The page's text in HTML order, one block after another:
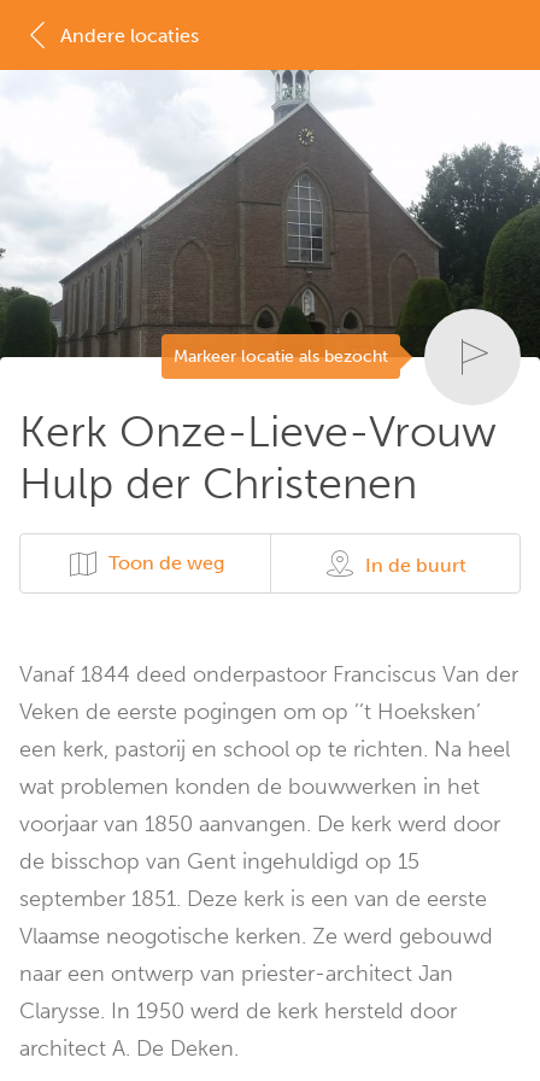
Markeer locatie als bezocht
Kerk Onze-Lieve-Vrouw
Hulp der Christenen
Toon de weg In de buurt
Vanaf 1844 deed onderpastoor Franciscus Van der
Veken de eerste pogingen om op ’’t Hoeksken’
een kerk, pastorij en school op te richten. Na heel
wat problemen konden de bouwwerken in het
voorjaar van 1850 aanvangen. De kerk werd door
de bisschop van Gent ingehuldigd op 15
september 1851. Deze kerk is een van de eerste
Vlaamse neogotische kerken. Ze werd gebouwd
naar een ontwerp van priester-architect Jan
Clarysse. In 1950 werd de kerk hersteld door
architect A. De Deken.
Andere locaties